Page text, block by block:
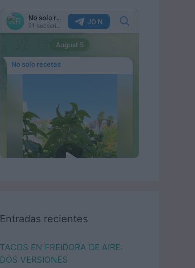
Entradas recientes
TACOS EN FREIDORA DE AIRE:
DOS VERSIONES